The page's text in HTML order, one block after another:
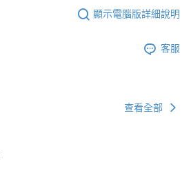
顯示電腦版詳細說明
客服
查看全部